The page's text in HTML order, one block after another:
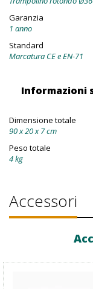
Garanzia
1 anno
Standard
Marcatura CE e EN-71
Informazioni
Dimensione totale
90 x 20 x 7 cm
Peso totale
4 kg
Accessori